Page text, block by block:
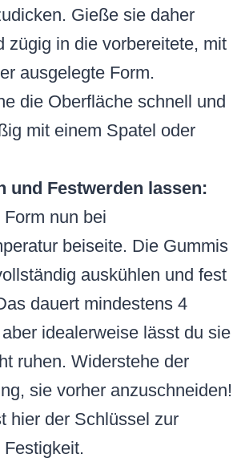
Gieße sie daher
zügig in die vorbereitete, mit
ausgelegte Form.
die Oberfläche schnell und
mit einem Spatel oder
und Festwerden lassen:
nun bei
beiseite. Die Gummis
auskühlen und fest
dauert mindestens 4
idealerweise lässt du sie
ruhen. Widerstehe der
sie vorher anzuschneiden!
hier der Schlüssel zur